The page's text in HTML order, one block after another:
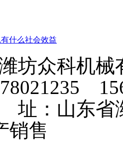
什么社会效益
坊众科机
址：山东省
销售